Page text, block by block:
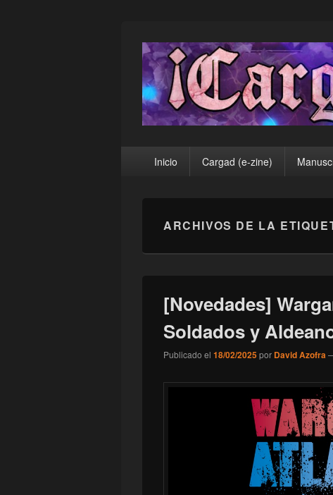
¡Cargad!
principalInicio Cargad (e-zine)
ARCHIVOS DE LA
[Novedades]
Soldados y
Publicado el 18/02/2025por David Azofra